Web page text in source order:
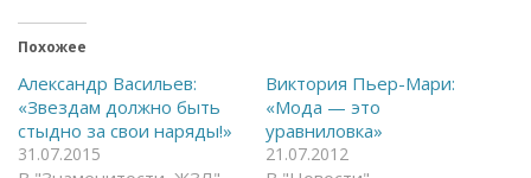
т
ь
а
F
a
c
e
b
с
я
в
T
e
Похожее
Александр Васильев:
«Звездам должно быть
стыдно за свои наряды!»
31.07.2015
Виктория Пьер-Мари:
«Мода — это
уравниловка»
21.07.2012